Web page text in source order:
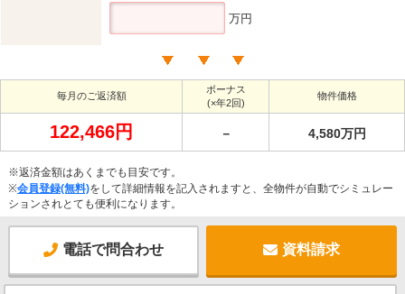
万円
毎月のご返済額
ボーナス
(×年2回)
物件価格
122,466円 － 4,580万円
※返済金額はあくまでも目安です。
※会員登録(無料)をして詳細情報を記入されますと、全物件が自動でシミュレー
ションされとても便利になります。
電話で問合わせ 資料請求